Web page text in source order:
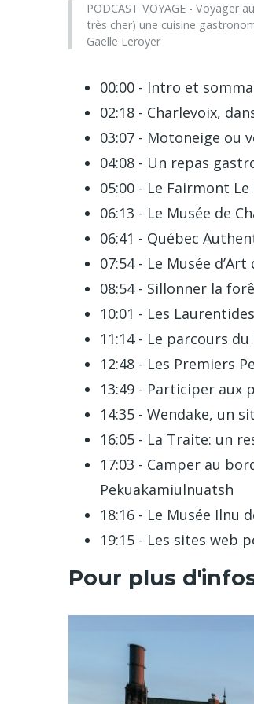
PODCAST VOYAGE - Voyager
très cher) une cuisine
Gaëlle Leroyer
00:00 - Intro et
02:18 - Charlevoix,
03:07 - Motoneige ou
04:08 - Un repas
05:00 - Le Fairmont
06:13 - Le Musée de
06:41 - Québec
07:54 - Le Musée
08:54 - Sillonner la
10:01 - Les
11:14 - Le parcours
12:48 - Les Premiers
13:49 - Participer aux
14:35 - Wendake, un
16:05 - La Traite: un
17:03 - Camper au
Pekuakamiulnuatsh
18:16 - Le Musée Ilnu
19:15 - Les sites web
Pour plus